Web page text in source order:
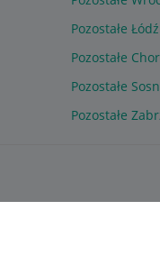
Pozostałe Łódź
Pozostałe
Pozostałe
Pozostałe